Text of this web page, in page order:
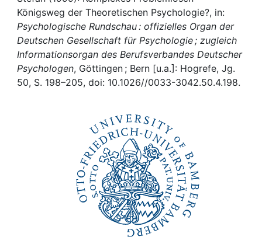
My FIS
Help
Königsweg der Theoretischen Psychologie?, in:
Psychologische Rundschau : offizielles Organ der
Deutschen Gesellschaft für Psychologie ; zugleich
Informationsorgan des Berufsverbandes Deutscher
Psychologen, Göttingen ; Bern [u.a.]: Hogrefe, Jg.
50, S. 198–205, doi: 10.1026//0033-3042.50.4.198.